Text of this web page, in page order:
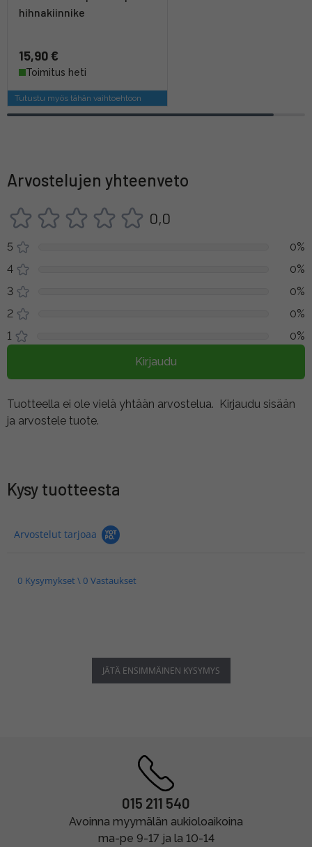
hihnakiinnike
15,90 €
Toimitus heti
Tutustu myös tähän vaihtoehtoon
Arvostelujen yhteenveto
0,0
5
0%
4
0%
3
0%
2
0%
1
0%
Kirjaudu
Tuotteella ei ole vielä yhtään arvostelua. Kirjaudu sisään
ja arvostele tuote.
Kysy tuotteesta
Arvostelut tarjoaa
0 Kysymykset \ 0 Vastaukset
JÄTÄ ENSIMMÄINEN KYSYMYS
015 211 540
Avoinna myymälän aukioloaikoina
ma-pe 9-17 ja la 10-14